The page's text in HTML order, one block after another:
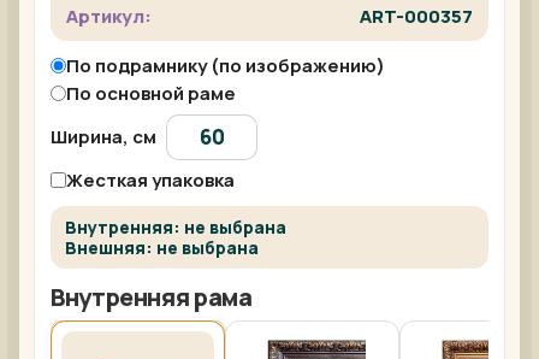
Артикул:
ART-000357
По подрамнику (по изображению)
По основной раме
Ширина, см
Жесткая упаковка
Внутренняя: не выбрана
Внешняя: не выбрана
Внутренняя рама